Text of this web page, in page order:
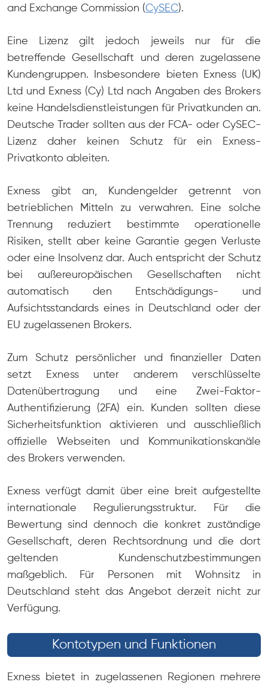
and Exchange Commission (CySEC).
Eine Lizenz gilt jedoch jeweils nur für die
betreffende Gesellschaft und deren zugelassene
Kundengruppen. Insbesondere bieten Exness (UK)
Ltd und Exness (Cy) Ltd nach Angaben des Brokers
keine Handelsdienstleistungen für Privatkunden an.
Deutsche Trader sollten aus der FCA- oder CySEC-
Lizenz daher keinen Schutz für ein Exness-
Privatkonto ableiten.
Exness gibt an, Kundengelder getrennt von
betrieblichen Mitteln zu verwahren. Eine solche
Trennung reduziert bestimmte operationelle
Risiken, stellt aber keine Garantie gegen Verluste
oder eine Insolvenz dar. Auch entspricht der Schutz
bei außereuropäischen Gesellschaften nicht
automatisch den Entschädigungs- und
Aufsichtsstandards eines in Deutschland oder der
EU zugelassenen Brokers.
Zum Schutz persönlicher und finanzieller Daten
setzt Exness unter anderem verschlüsselte
Datenübertragung und eine Zwei-Faktor-
Authentifizierung (2FA) ein. Kunden sollten diese
Sicherheitsfunktion aktivieren und ausschließlich
offizielle Webseiten und Kommunikationskanäle
des Brokers verwenden.
Exness verfügt damit über eine breit aufgestellte
internationale Regulierungsstruktur. Für die
Bewertung sind dennoch die konkret zuständige
Gesellschaft, deren Rechtsordnung und die dort
geltenden Kundenschutzbestimmungen
maßgeblich. Für Personen mit Wohnsitz in
Deutschland steht das Angebot derzeit nicht zur
Verfügung.
Kontotypen und Funktionen
Exness bietet in zugelassenen Regionen mehrere